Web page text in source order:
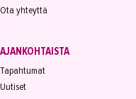
Ota yhteyttä
AJANKOHTAISTA
Tapahtumat
Uutiset